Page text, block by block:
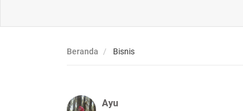
Beranda Bisnis
Ayu